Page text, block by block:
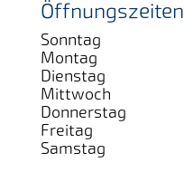
Öffnungszeiten
Sonntag
Montag
Dienstag
Mittwoch
Donnerstag
Freitag
Samstag